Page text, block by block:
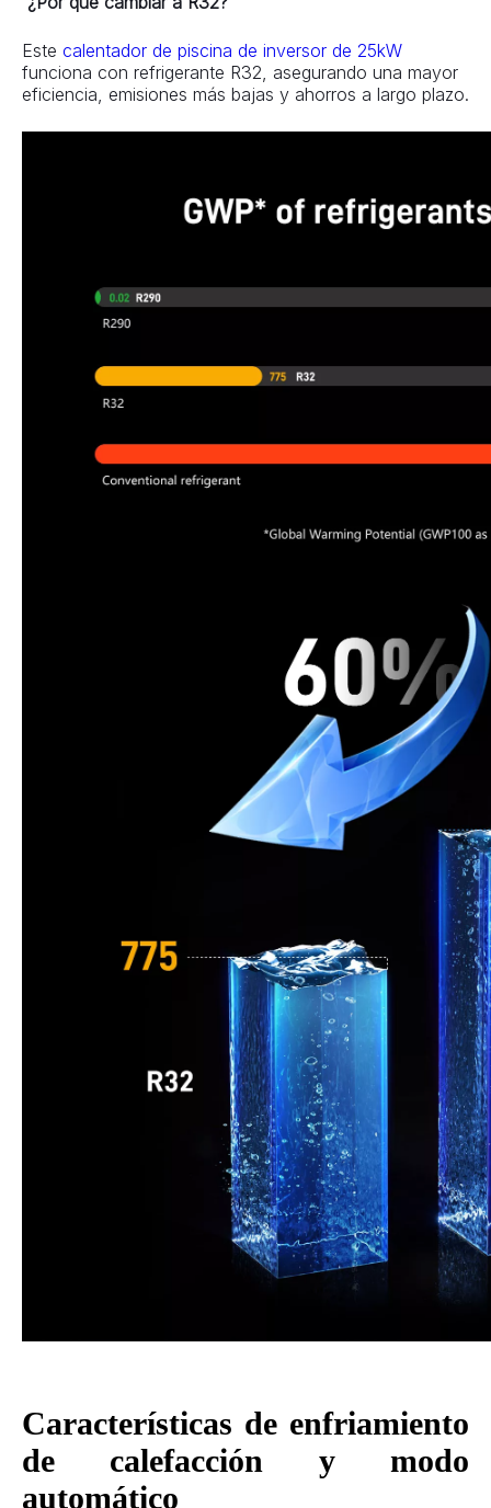
Este
funciona con refrigerante R32, asegurando una mayor
eficiencia, emisiones más bajas y ahorros a largo plazo.
Características de enfriamiento
de calefacción y modo
automático